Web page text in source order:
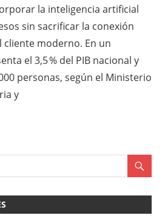
la inteligencia artificial
sin sacrificar la conexión
cliente moderno. En un
el 3,5 % del PIB nacional y
personas, según el Ministerio
y